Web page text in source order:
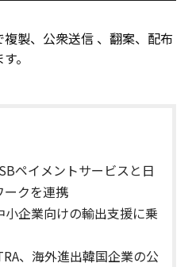
製、公衆送信 、翻案、配布
。
ペイメントサービスと日
ークを連携
小企業向けの輸出支援に乗
、海外進出韓国企業の公